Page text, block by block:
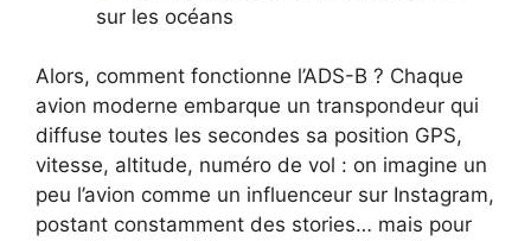
sur les océans
Alors, comment fonctionne l’ADS-B ? Chaque
avion moderne embarque un transpondeur qui
diffuse toutes les secondes sa position GPS,
vitesse, altitude, numéro de vol : on imagine un
peu l’avion comme un influenceur sur Instagram,
postant constamment des stories… mais pour